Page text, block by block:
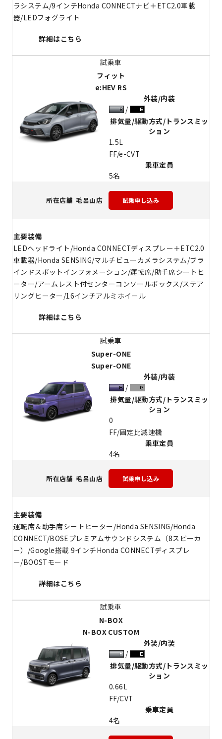
ラシステム/9インチHonda CONNECTナビ＋ETC2.0車載
器/LEDフォグライト
詳細はこちら
外装/内装
フィット
e:HEV RS
排気量/駆動方式/トランスミッ
ション
1.5L
FF/e-CVT
乗車定員
5名
所在店舗 毛呂山店
主要装備
LEDヘッドライト/Honda CONNECTディスプレー＋ETC2.0
車載器/Honda SENSING/マルチビューカメラシステム/ブラ
インドスポットインフォメーション/運転席/助手席シートヒ
ーター/アームレスト付センターコンソールボックス/ステア
リングヒーター/16インチアルミホイール
詳細はこちら
外装/内装
Super-ONE
Super-ONE
排気量/駆動方式/トランスミッ
ション
0
FF/固定比減速機
乗車定員
4名
所在店舗 毛呂山店
主要装備
運転席＆助手席シートヒーター/Honda SENSING/Honda
CONNECT/BOSEプレミアムサウンドシステム（8スピーカ
ー）/Google搭載 9インチHonda CONNECTディスプレ
ー/BOOSTモード
詳細はこちら
外装/内装
N-BOX
N-BOX CUSTOM
排気量/駆動方式/トランスミッ
ション
0.66L
FF/CVT
乗車定員
4名